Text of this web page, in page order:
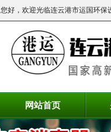
您好，欢迎光临连云港市运国环保
网站首页